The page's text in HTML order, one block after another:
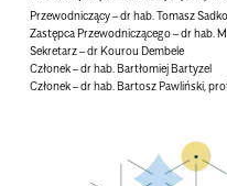
Przewodniczący – dr hab. Tomasz
Zastępca Przewodniczącego – dr hab.
Sekretarz – dr Kourou Dembele
Członek – dr hab. Bartłomiej Bartyzel
Członek – dr hab. Bartosz Pawliński,